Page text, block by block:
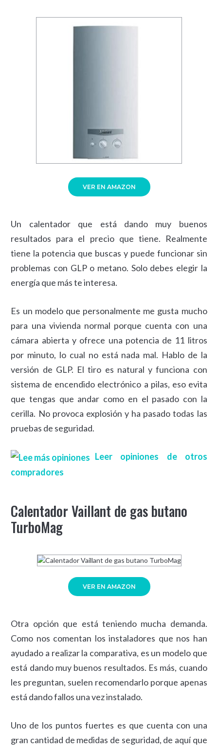
VER EN AMAZON
Un calentador que está dando muy buenos
resultados para el precio que tiene. Realmente
tiene la potencia que buscas y puede funcionar sin
problemas con GLP o metano. Solo debes elegir la
energía que más te interesa.
Es un modelo que personalmente me gusta mucho
para una vivienda normal porque cuenta con una
cámara abierta y ofrece una potencia de 11 litros
por minuto, lo cual no está nada mal. Hablo de la
versión de GLP. El tiro es natural y funciona con
sistema de encendido electrónico a pilas, eso evita
que tengas que andar como en el pasado con la
cerilla. No provoca explosión y ha pasado todas las
pruebas de seguridad.
Leer opiniones de otros
compradores
Calentador Vaillant de gas butano
TurboMag
VER EN AMAZON
Otra opción que está teniendo mucha demanda.
Como nos comentan los instaladores que nos han
ayudado a realizar la comparativa, es un modelo que
está dando muy buenos resultados. Es más, cuando
les preguntan, suelen recomendarlo porque apenas
está dando fallos una vez instalado.
Uno de los puntos fuertes es que cuenta con una
gran cantidad de medidas de seguridad, de aquí que